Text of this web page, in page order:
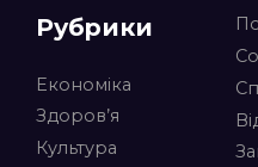
Рубрики
Економіка
Здоров’я
Культура